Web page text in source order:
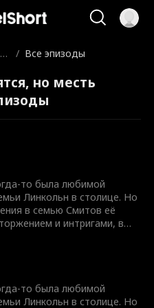
/ Все эпизоды
но месть
то была любимой
Линкольн в столице. Но
в семью Смитов её
и интригами, в
семью
и авторитетом.
Лео Смит, её
начали испытывать
то была любимой
Линкольн в столице. Но